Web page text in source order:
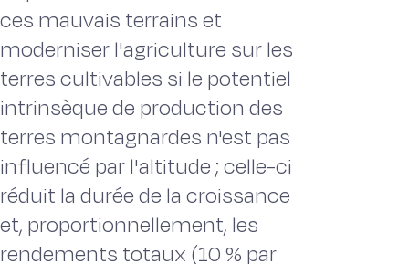
ces mauvais terrains et
moderniser l'agriculture sur les
terres cultivables si le potentiel
intrinsèque de production des
terres montagnardes n'est pas
influencé par l'altitude ; celle-ci
réduit la durée de la croissance
et, proportionnellement, les
rendements totaux (10 % par